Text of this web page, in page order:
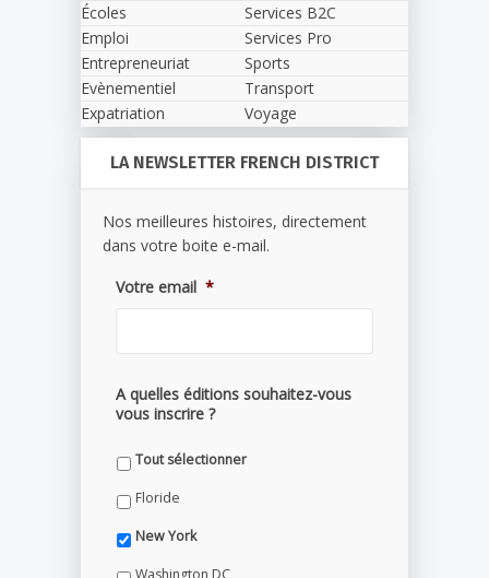
Écoles
Emploi
Entrepreneuriat
Evènementiel
Expatriation
Services B2C
Services Pro
Sports
Transport
Voyage
LA NEWSLETTER FRENCH DISTRICT
Nos meilleures histoires, directement
dans votre boite e-mail.
Votre email *
A quelles éditions souhaitez-vous
vous inscrire ?
Tout sélectionner
Floride
New York